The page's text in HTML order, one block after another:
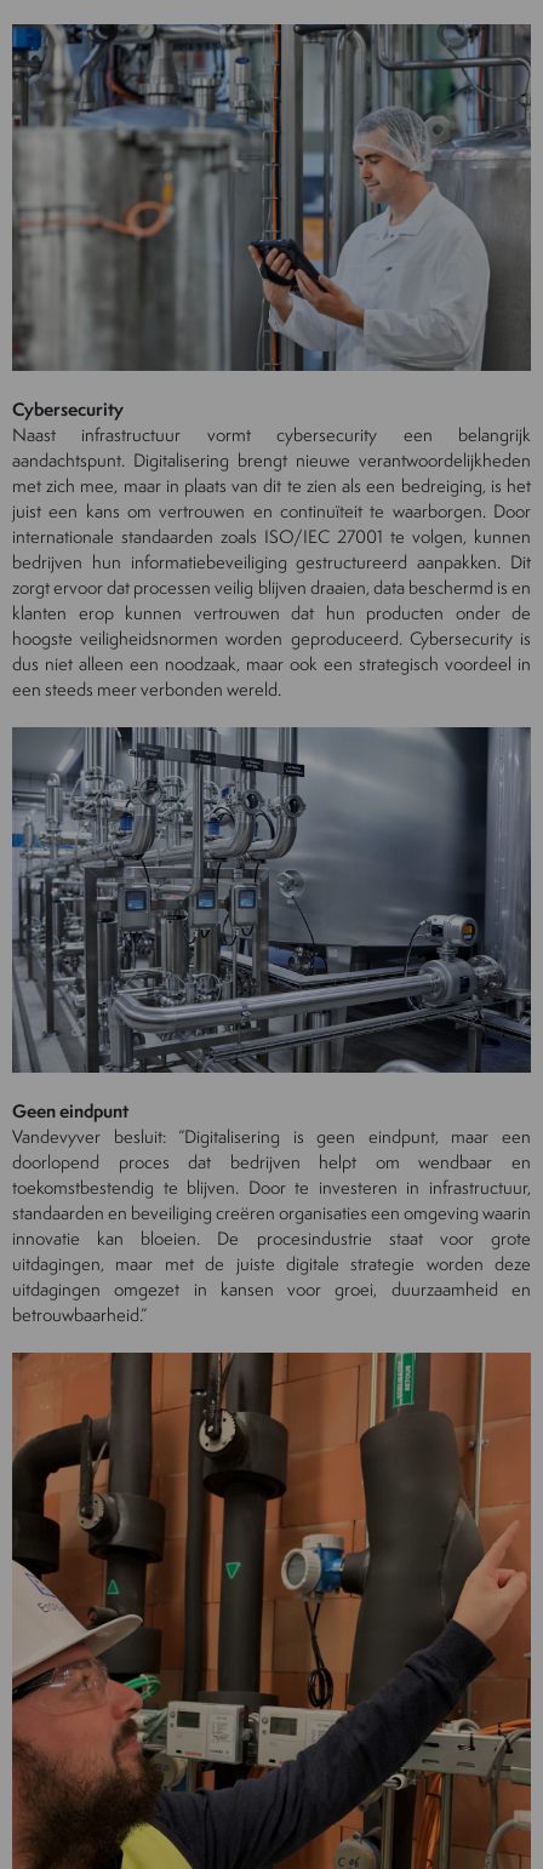
Cybersecurity
Naast infrastructuur vormt cybersecurity een belangrijk
aandachtspunt. Digitalisering brengt nieuwe verantwoordelijkheden
met zich mee, maar in plaats van dit te zien als een bedreiging, is het
juist een kans om vertrouwen en continuïteit te waarborgen. Door
internationale standaarden zoals ISO/IEC 27001 te volgen, kunnen
bedrijven hun informatiebeveiliging gestructureerd aanpakken. Dit
zorgt ervoor dat processen veilig blijven draaien, data beschermd is en
klanten erop kunnen vertrouwen dat hun producten onder de
hoogste veiligheidsnormen worden geproduceerd. Cybersecurity is
dus niet alleen een noodzaak, maar ook een strategisch voordeel in
een steeds meer verbonden wereld.
Geen eindpunt
Vandevyver besluit: “Digitalisering is geen eindpunt, maar een
doorlopend proces dat bedrijven helpt om wendbaar en
toekomstbestendig te blijven. Door te investeren in infrastructuur,
standaarden en beveiliging creëren organisaties een omgeving waarin
innovatie kan bloeien. De procesindustrie staat voor grote
uitdagingen, maar met de juiste digitale strategie worden deze
uitdagingen omgezet in kansen voor groei, duurzaamheid en
betrouwbaarheid.”